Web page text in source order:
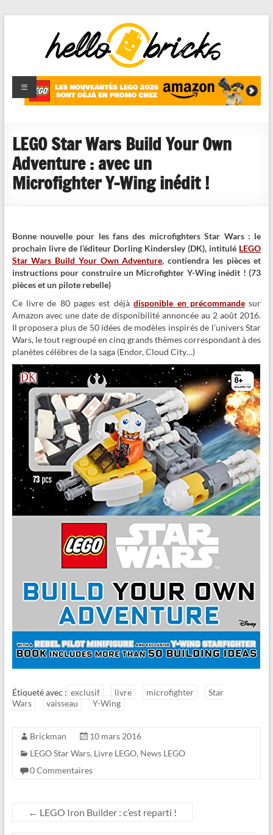
HelloBricks
Blog LEGO,
nouveaut�s
reviews
LEGO Star Wars Build Your Own
Adventure : avec un
Microfighter Y-Wing inédit !
Bonne nouvelle pour les fans des microfighters Star Wars : le
prochain livre de l’éditeur Dorling Kindersley (DK), intitulé LEGO
Star Wars Build Your Own Adventure, contiendra les pièces et
instructions pour construire un Microfighter Y-Wing inédit ! (73
pièces et un pilote rebelle)
Ce livre de 80 pages est déjàdisponible en précommandesur
Amazon avec une date de disponibilité annoncée au 2 août 2016.
Il proposera plus de 50 idées de modèles inspirés de l’univers Star
Wars, le tout regroupé en cinq grands thèmes correspondant à des
planètes célèbres de la saga (Endor, Cloud City…)
Étiqueté avec : exclusif livre microfighter
Star
Wars
vaisseau Y-Wing
Brickman
10 mars 2016
LEGO Star Wars, Livre LEGO, News LEGO
0 Commentaires
← LEGO Iron Builder : c’est reparti !